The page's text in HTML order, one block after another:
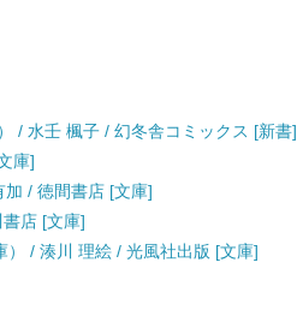
/ 水壬 楓子 / 幻冬舎コミックス [新書]
庫]
/ 徳間書店 [文庫]
店 [文庫]
/ 湊川 理絵 / 光風社出版 [文庫]